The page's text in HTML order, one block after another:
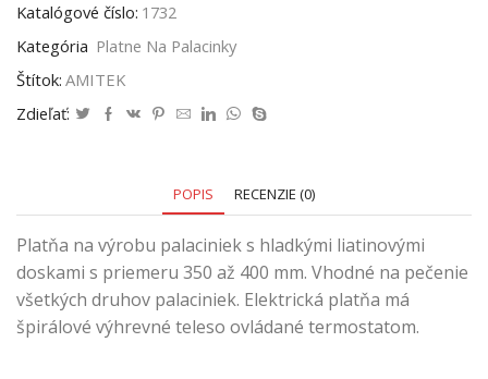
Katalógové číslo: 1732
Kategória Platne Na Palacinky
Štítok: AMITEK
Zdieľať:
POPIS RECENZIE (0)
Platňa na výrobu palaciniek s hladkými liatinovými
doskami s priemeru 350 až 400 mm. Vhodné na pečenie
všetkých druhov palaciniek. Elektrická platňa má
špirálové výhrevné teleso ovládané termostatom.